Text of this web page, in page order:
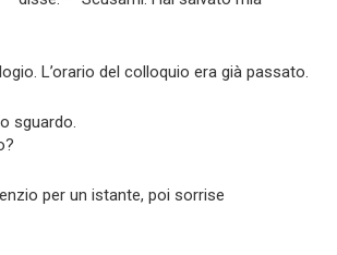
L’orario del colloquio era già passato.
sguardo.
per un istante, poi sorrise